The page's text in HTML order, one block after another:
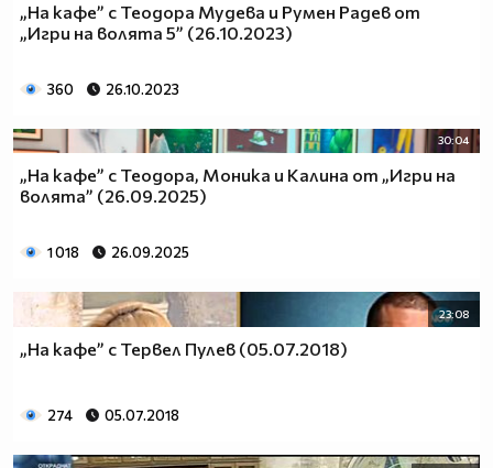
„На кафе” с Теодора Мудева и Румен Радев от
„Игри на волята 5” (26.10.2023)
360 26.10.2023
30:04
„На кафе” с Теодора, Моника и Калина от „Игри на
волята” (26.09.2025)
1 018 26.09.2025
23:08
„На кафе” с Тервел Пулев (05.07.2018)
274 05.07.2018